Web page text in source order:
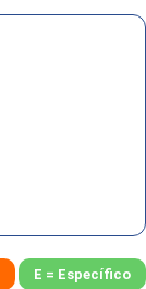
E = Específico